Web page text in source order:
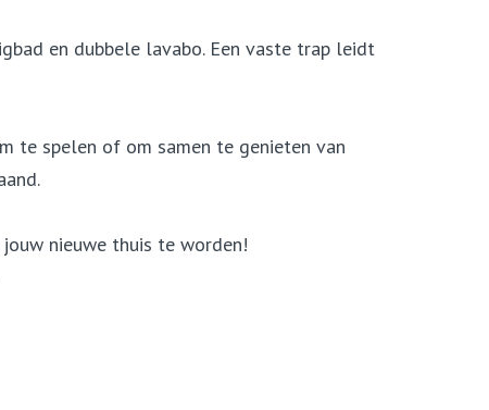
en dubbele lavabo. Een vaste trap leidt
te spelen of om samen te genieten van
nieuwe thuis te worden!